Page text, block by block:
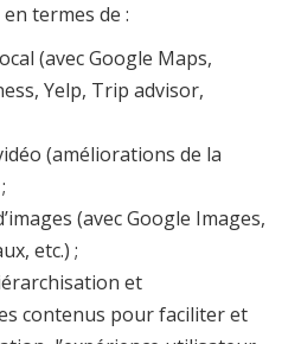
termes de :
(avec Google Maps,
Yelp, Trip advisor,
(améliorations de la
(avec Google Images,
etc.) ;
et
contenus pour faciliter et